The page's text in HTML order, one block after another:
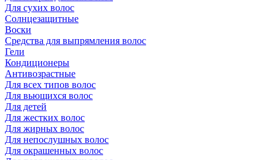
Для сухих волос
Солнцезащитные
Воски
Средства для выпрямления волос
Гели
Кондиционеры
Антивозрастные
Для всех типов волос
Для вьющихся волос
Для детей
Для жестких волос
Для жирных волос
Для непослушных волос
Для окрашенных волос